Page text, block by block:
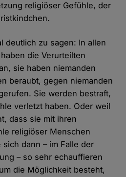
religiöser Gefühle, der
deutlich zu sagen: In allen
die Verurteilten
sie haben niemanden
beraubt, gegen niemanden
Sie werden bestraft,
verletzt haben. Oder weil
dass sie mit ihren
religiöser Menschen
dann – im Falle der
– so sehr echauffieren
die Möglichkeit besteht,